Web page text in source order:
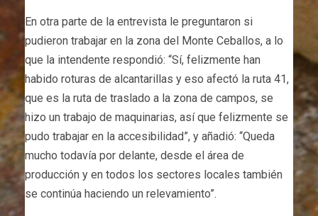
En otra parte de la entrevista le preguntaron si
pudieron trabajar en la zona del Monte Ceballos, a lo
que la intendente respondió: “Sí, felizmente han
habido roturas de alcantarillas y eso afectó la ruta 41,
que es la ruta de traslado a la zona de campos, se
hizo un trabajo de maquinarias, así que felizmente se
pudo trabajar en la accesibilidad”, y añadió: “Queda
mucho todavía por delante, desde el área de
producción y en todos los sectores locales también
se continúa haciendo un relevamiento”.